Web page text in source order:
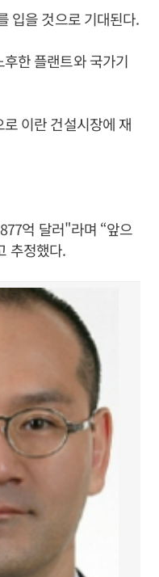
입을 것으로 기대된다.
한 플랜트와 국가기
이란 건설시장에 재
억 달러"라며 “앞으
추정했다.